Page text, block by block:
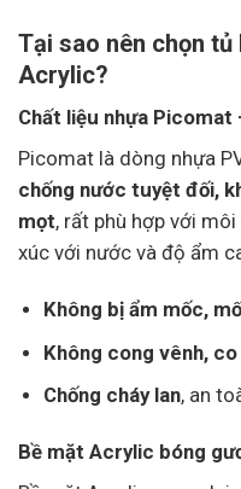
Tại sao nên chọn
Acrylic?
Chất liệu nhựa Picomat
Picomat là dòng nhựa
chống nước tuyệt đối,
mọt, rất phù hợp với
xúc với nước và độ ẩm
Không bị ẩm mốc,
Không cong vênh,
Chống cháy lan, an
Bề mặt Acrylic bóng